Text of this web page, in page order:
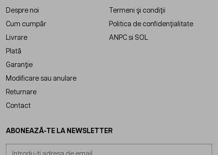
Despre noi
Cum cumpăr
Livrare
Plată
Garanție
Modificare sau anulare
Returnare
Contact
Termeni și condiții
Politica de confidențialitate
ANPC si SOL
ABONEAZĂ-TE LA NEWSLETTER